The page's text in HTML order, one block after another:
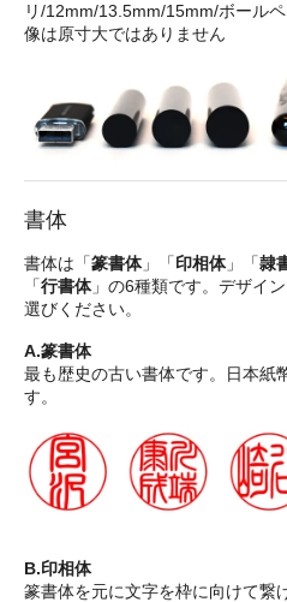
リ/12mm/13.5mm/15mm/ボー
像は原寸大ではありません
書体
書体は「篆書体」「印相体」「隷
「行書体」の6種類です。デザイ
選びください。
A.篆書体
最も歴史の古い書体です。日本紙
す。
B.印相体
篆書体を元に文字を枠に向けて繋